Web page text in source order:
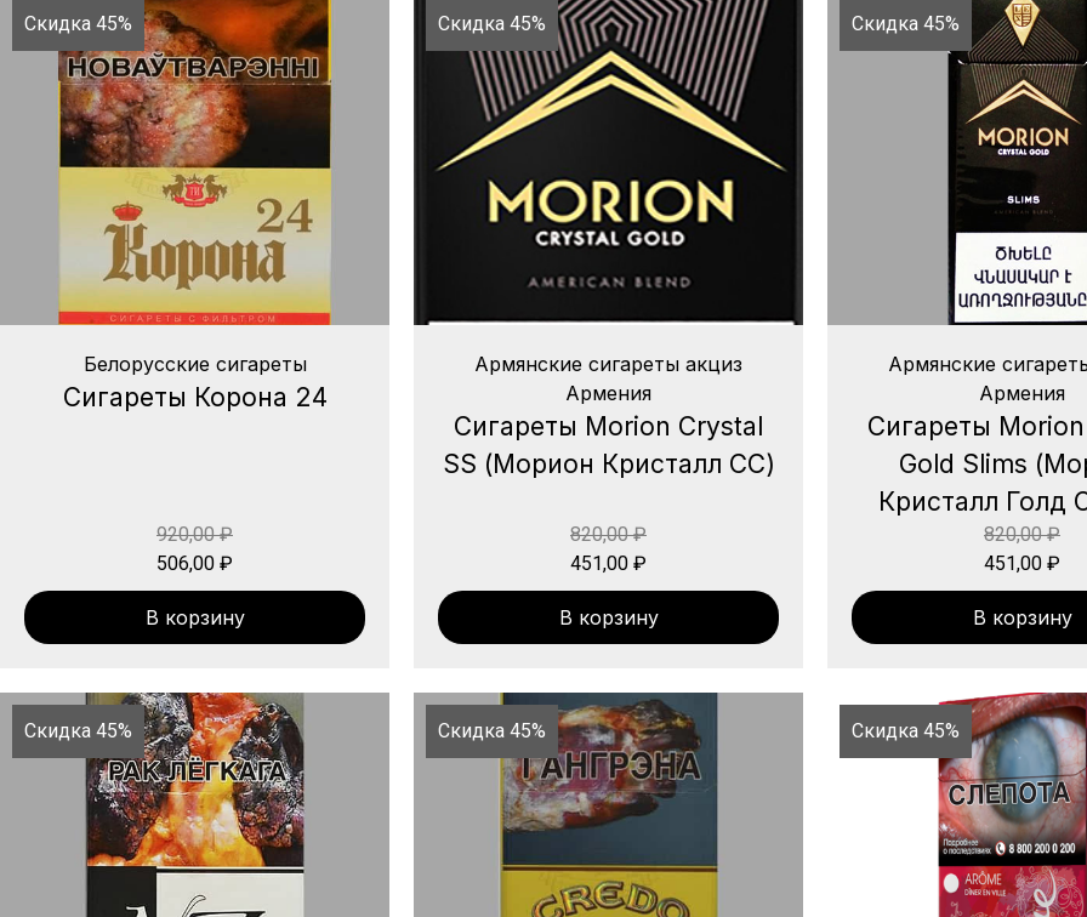
Скидка 45%
Белорусские сигареты
Сигареты Корона 24
920,00₽
506,00 ₽
В корзину
Скидка 45%
Армянские сигареты акциз
Армения
Сигареты Morion Crystal
SS (Морион Кристалл СС)
820,00₽
451,00 ₽
В корзину
Скидка 45%
Армянские
Армения
Сигареты
Gold Slims
Кристалл Голд
820,00₽
451,00 ₽
В корзину
Скидка 45% Скидка 45% Скидка 45%